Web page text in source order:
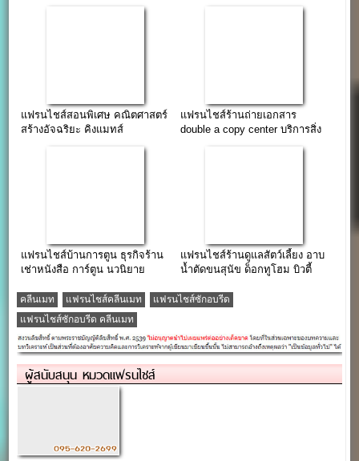
แฟรนไชส์สอนพิเศษ คณิตศาสตร์
สร้างอัจฉริยะ คิงแมทส์
แฟรนไชส์ร้านถ่ายเอกสาร
double a copy center บริการสิ่ง
แฟรนไชส์บ้านการตูน ธุรกิจร้าน
เช่าหนังสือ การ์ตูน นวนิยาย
แฟรนไชส์ร้านดูแลสัตว์เลี้ยง อาบ
น้ำตัดขนสุนัข ด็อกทูโฮม บิวตี้
คลีนเมท แฟรนไชส์คลีนเมท
แฟรนไชส์ซักอบรีด
แฟรนไชส์ซักอบรีด คลีนเมท
ผู้สนับสนุน หมวดแฟรนไชส์